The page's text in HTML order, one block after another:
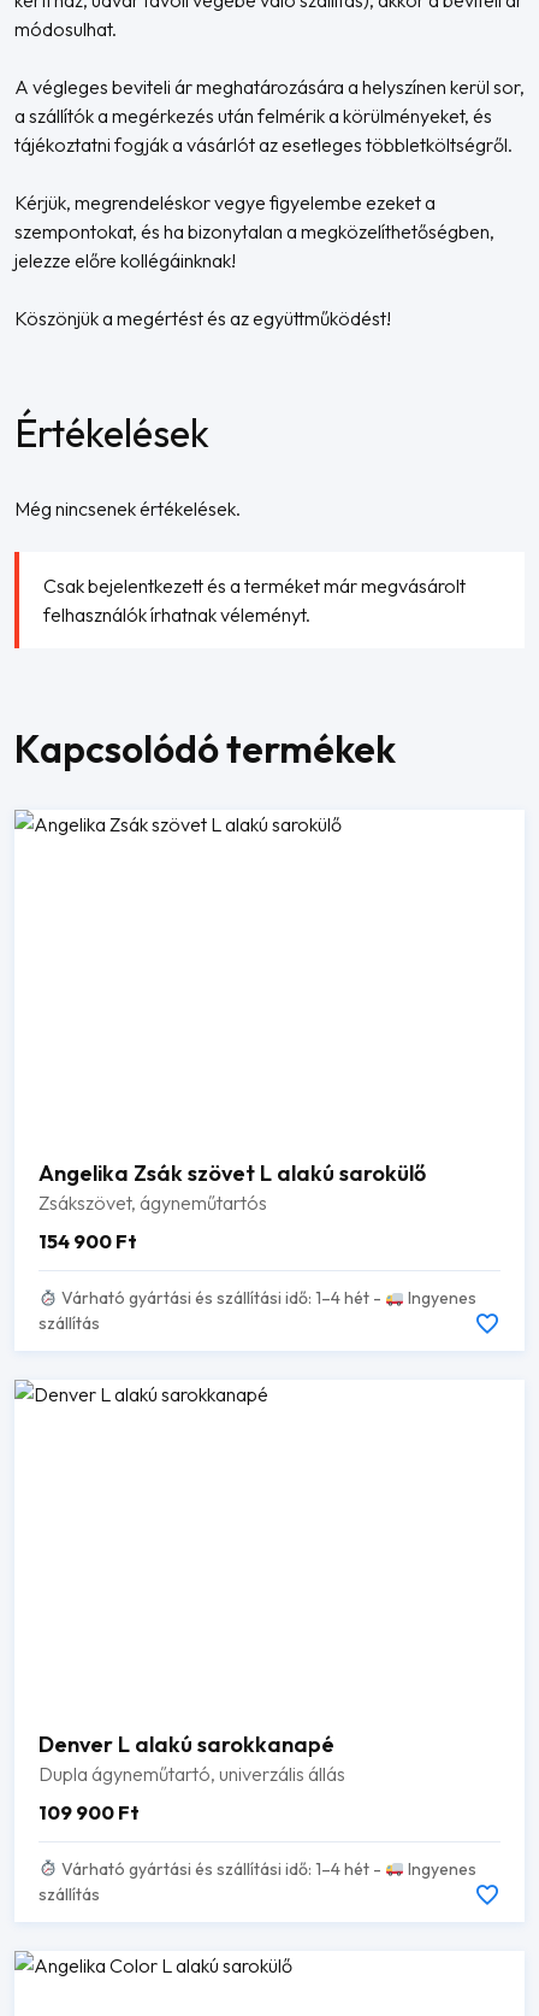
módosulhat.
A végleges beviteli ár meghatározására a helyszínen kerül sor,
a szállítók a megérkezés után felmérik a körülményeket, és
tájékoztatni fogják a vásárlót az esetleges többletköltségről.
Kérjük, megrendeléskor vegye figyelembe ezeket a
szempontokat, és ha bizonytalan a megközelíthetőségben,
jelezze előre kollégáinknak!
Köszönjük a megértést és az együttműködést!
Értékelések
Még nincsenek értékelések.
Csak bejelentkezett és a terméket már megvásárolt
felhasználók írhatnak véleményt.
Kapcsolódó termékek
Angelika Zsák szövet L alakú sarokülő
Zsákszövet, ágyneműtartós
154 900 Ft
Várható gyártási és szállítási idő: 1–4 hét -
Ingyenes
szállítás
Denver L alakú sarokkanapé
Dupla ágyneműtartó, univerzális állás
109 900 Ft
Várható gyártási és szállítási idő: 1–4 hét -
Ingyenes
szállítás